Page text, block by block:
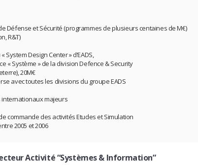
Défense et Sécurité (programmes de plusieurs centaines de M€)
R&T)
Design Center » d’EADS,
« Système » de la division Defence & Security
20M€
avec toutes les divisions du groupe EADS
internationaux majeurs
commande des activités Etudes et Simulation
2005 et 2006
Activité “Systèmes & Information”